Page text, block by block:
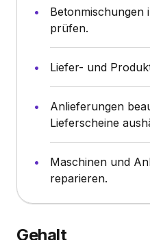
Betonmischungen
prüfen.
Liefer- und
Anlieferungen
Lieferscheine
Maschinen und
reparieren.
Gehalt